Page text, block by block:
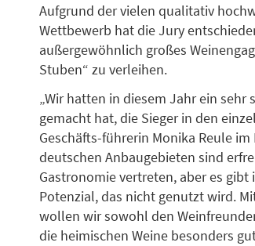
Aufgrund der vielen qualitativ
Wettbewerb hat die Jury
außergewöhnlich großes
Stuben“ zu verleihen.
„Wir hatten in diesem Jahr ein
gemacht hat, die Sieger in den
Geschäfts-führerin Monika Reule
deutschen Anbaugebieten sind
Gastronomie vertreten, aber es
Potenzial, das nicht genutzt wird.
wollen wir sowohl den
die heimischen Weine besonders